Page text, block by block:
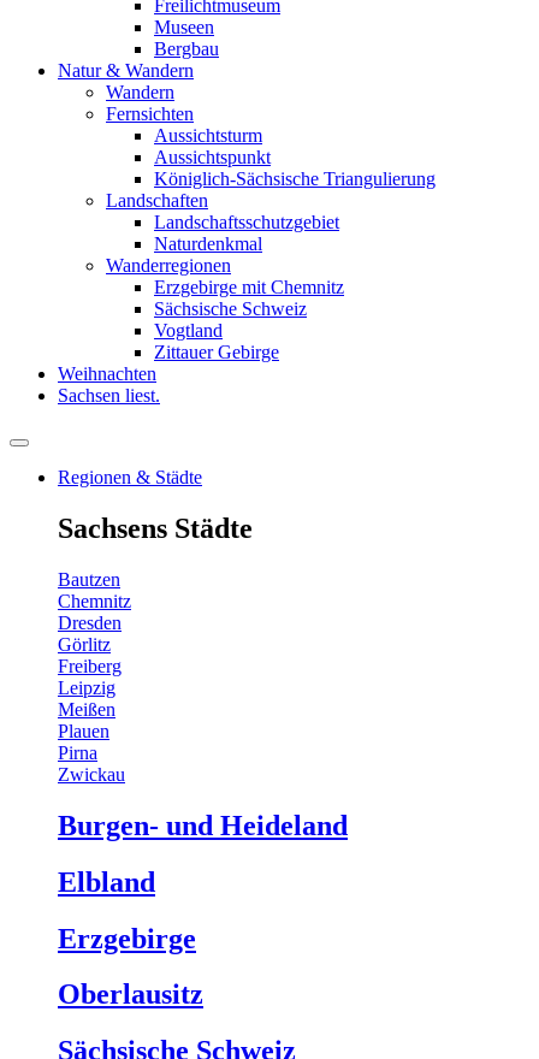
Freilichtmuseum
Museen
Bergbau
Natur & Wandern
Wandern
Fernsichten
Aussichtsturm
Aussichtspunkt
Königlich-Sächsische Triangulierung
Landschaften
Landschaftsschutzgebiet
Naturdenkmal
Wanderregionen
Erzgebirge mit Chemnitz
Sächsische Schweiz
Vogtland
Zittauer Gebirge
Weihnachten
Sachsen liest.
Regionen & Städte
Sachsens Städte
Bautzen
Chemnitz
Dresden
Görlitz
Freiberg
Leipzig
Meißen
Plauen
Pirna
Zwickau
Burgen- und Heideland
Elbland
Erzgebirge
Oberlausitz
Sächsische Schweiz